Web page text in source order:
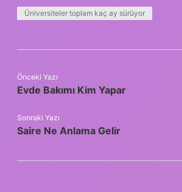
Üniversiteler toplam kaç ay sürüyor
Önceki Yazı
Evde Bakımı Kim Yapar
Sonraki Yazı
Saire Ne Anlama Gelir